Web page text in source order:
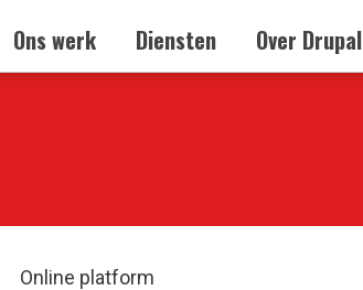
Ons werk Diensten Over Drupal
Online platform